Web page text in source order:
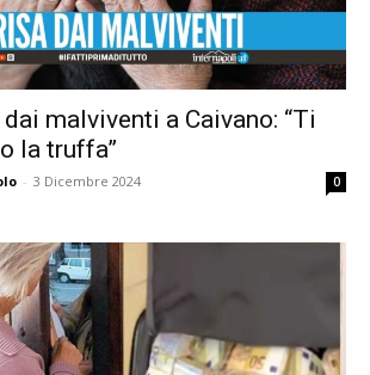
malviventi a Caivano: “Ti
la truffa”
- 3 Dicembre 2024 0